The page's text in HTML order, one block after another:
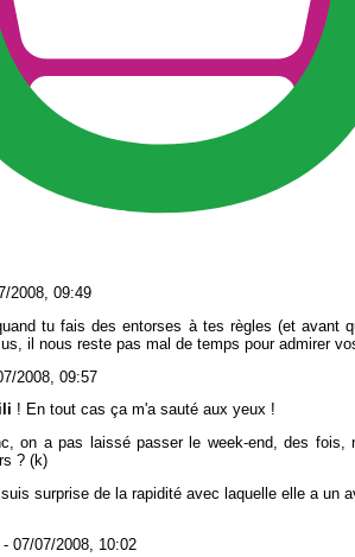
2008, 09:49
tu fais des entorses à tes règles (et avant
il nous reste pas mal de temps pour admirer
2008, 09:57
! En tout cas ça m'a sauté aux yeux !
on a pas laissé passer le week-end, des fois,
? (k)
surprise de la rapidité avec laquelle elle a un
- 07/07/2008, 10:02